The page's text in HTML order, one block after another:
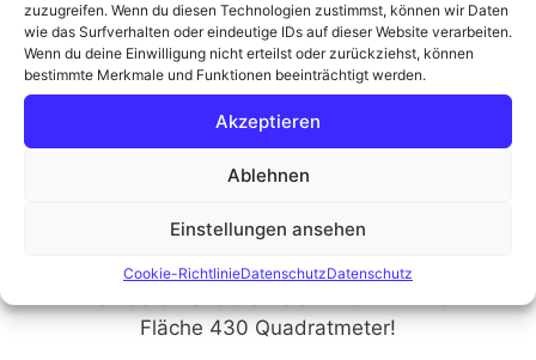
zuzugreifen. Wenn du diesen Technologien zustimmst, können wir Daten
wie das Surfverhalten oder eindeutige IDs auf dieser Website verarbeiten.
Wenn du deine Einwilligung nicht erteilst oder zurückziehst, können
bestimmte Merkmale und Funktionen beeinträchtigt werden.
Akzeptieren
Ablehnen
Einstellungen ansehen
Cookie-RichtlinieDatenschutzDatenschutz
Treppenhaus zum Obergeschoss der
Villa.
Fläche 430 Quadratmeter!